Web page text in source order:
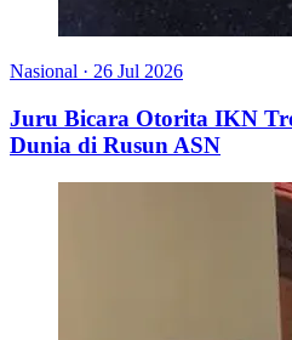
Nasional · 26 Jul 2026
Juru Bicara Otorita IKN
Dunia di Rusun ASN